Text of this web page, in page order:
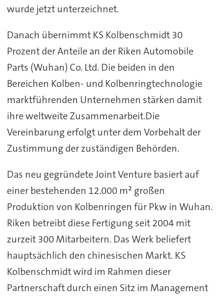
wurde jetzt unterzeichnet.
Danach übernimmt KS Kolbenschmidt 30
Prozent der Anteile an der Riken Automobile
Parts (Wuhan) Co. Ltd. Die beiden in den
Bereichen Kolben- und Kolbenringtechnologie
marktführenden Unternehmen stärken damit
ihre weltweite Zusammenarbeit.Die
Vereinbarung erfolgt unter dem Vorbehalt der
Zustimmung der zuständigen Behörden.
Das neu gegründete Joint Venture basiert auf
einer bestehenden 12.000 m² großen
Produktion von Kolbenringen für Pkw in Wuhan.
Riken betreibt diese Fertigung seit 2004 mit
zurzeit 300 Mitarbeitern. Das Werk beliefert
hauptsächlich den chinesischen Markt. KS
Kolbenschmidt wird im Rahmen dieser
Partnerschaft durch einen Sitz im Management